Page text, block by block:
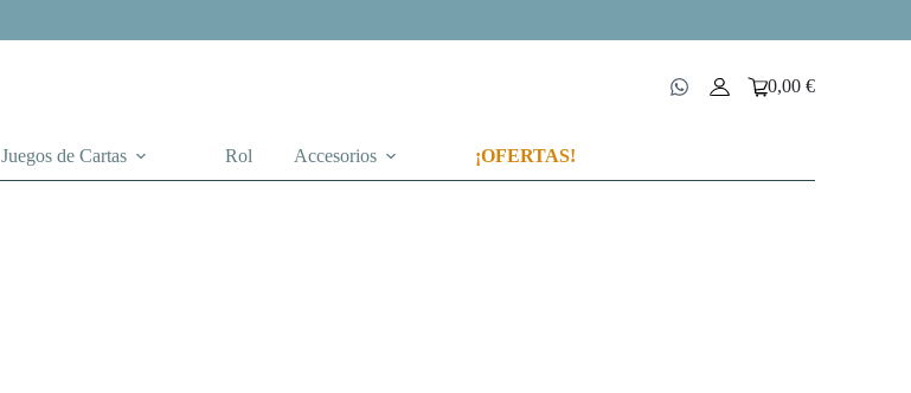
Carro
0,00€
Juegos de Cartas Rol Accesorios ¡OFERTAS!